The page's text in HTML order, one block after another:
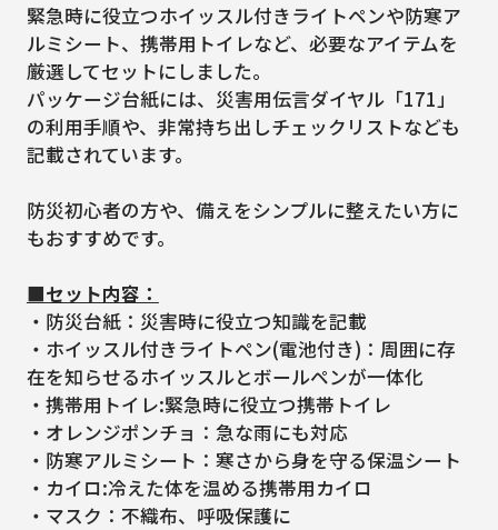
緊急時に役立つホイッスル付きライトペンや防寒ア
ルミシート、携帯用トイレなど、必要なアイテムを
厳選してセットにしました。
パッケージ台紙には、災害用伝言ダイヤル「171」
の利用手順や、非常持ち出しチェックリストなども
記載されています。
防災初心者の方や、備えをシンプルに整えたい方に
もおすすめです。
■セット内容：
・防災台紙：災害時に役立つ知識を記載
・ホイッスル付きライトペン(電池付き)：周囲に存
在を知らせるホイッスルとボールペンが一体化
・携帯用トイレ:緊急時に役立つ携帯トイレ
・オレンジポンチョ：急な雨にも対応
・防寒アルミシート：寒さから身を守る保温シート
・カイロ:冷えた体を温める携帯用カイロ
・マスク：不織布、呼吸保護に